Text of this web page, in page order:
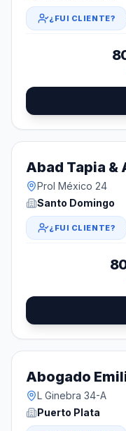
¿FUI CLIENTE?
Abad Tapia &
Prol México 24
Santo Domingo
¿FUI CLIENTE?
Abogado
L Ginebra 34-A
Puerto Plata